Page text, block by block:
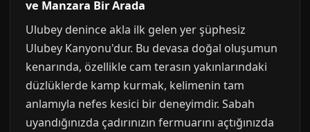
ve Manzara Bir Arada
Ulubey denince akla ilk gelen yer şüphesiz
Ulubey Kanyonu'dur. Bu devasa doğal oluşumun
kenarında, özellikle cam terasın yakınlarındaki
düzlüklerde kamp kurmak, kelimenin tam
anlamıyla nefes kesici bir deneyimdir. Sabah
uyandığınızda çadırınızın fermuarını açtığınızda